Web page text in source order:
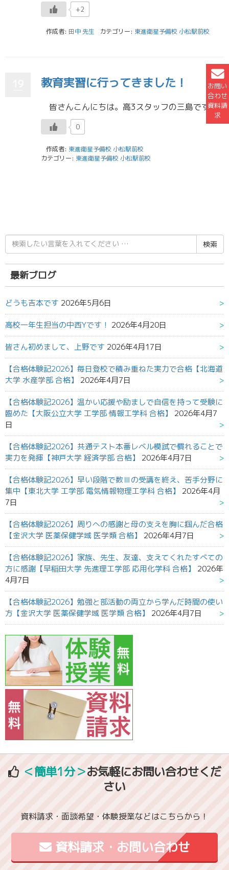
お問い
合わせ
資料請
求
+2
作成者: 田中 先生 カテゴリー: 東進衛星予備校 小松駅前校
教育実習に行ってきました！
皆さんこんにちは。高3スタッフの三島です。 もう秋を通り越して、冬になったような天気の日が増えてきましたね。 季節の変わり目は体調を崩しやすいのでみなさんも気を付けてください。 さて9月の話になるのですが、3週間の教育 […]
0
作成者: 東進衛星予備校 小松駅前校
カテゴリー: 東進衛星予備校 小松駅前校
検
索
結
果:
最新ブログ
どうも吉本です 2026年5月6日
高校一年生担当の中西Yです！ 2026年4月20日
皆さん初めまして、上野です 2026年4月17日
【合格体験記2026】毎日登校で積み重ねた実力で合格【北海道
大学 水産学部 合格】
2026年4月7日
【合格体験記2026】温かい応援や励ましで自信を持って受験に
臨めた【大阪公立大学 工学部 情報工学科 合格】
2026年4月7
日
【合格体験記2026】共通テスト本番レベル模試で慣れることで
実力を発揮【神戸大学 経済学部 合格】
2026年4月7日
【合格体験記2026】早い段階で数Ⅲの受講を終え、苦手分野に
集中【東北大学 工学部 電気情報物理工学科 合格】
2026年4月
7日
【合格体験記2026】周りへの感謝と母の支えを胸に掴んだ合格
【金沢大学 医薬保健学域 医学類 合格】
2026年4月7日
【合格体験記2026】家族、先生、友達、支えてくれたすべての
方に感謝【早稲田大学 先進理工学部 応用化学科 合格】
2026年
4月7日
【合格体験記2026】勉強と部活動の両立から学んだ時間の使い
方【金沢大学 医薬保健学域 医学類 合格】
2026年4月7日
＜簡単1分＞お気軽にお問い合わせくだ
さい
資料請求・面談希望・体験授業などはこちらから！
資料請求・お問い合わせ